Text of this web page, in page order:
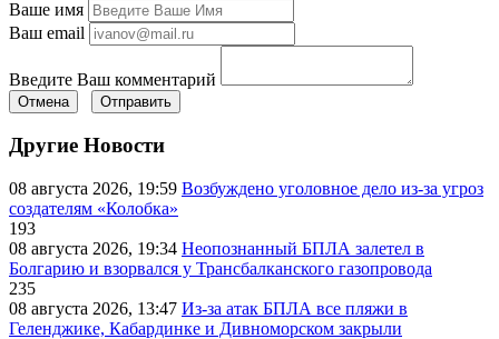
Ваше имя
Ваш email
Введите Ваш комментарий
Отмена Отправить
Другие Новости
08 августа 2026, 19:59 Возбуждено уголовное дело из-за угроз
создателям «Колобка»
193
08 августа 2026, 19:34 Неопознанный БПЛА залетел в
Болгарию и взорвался у Трансбалканского газопровода
235
08 августа 2026, 13:47 Из-за атак БПЛА все пляжи в
Геленджике, Кабардинке и Дивноморском закрыли